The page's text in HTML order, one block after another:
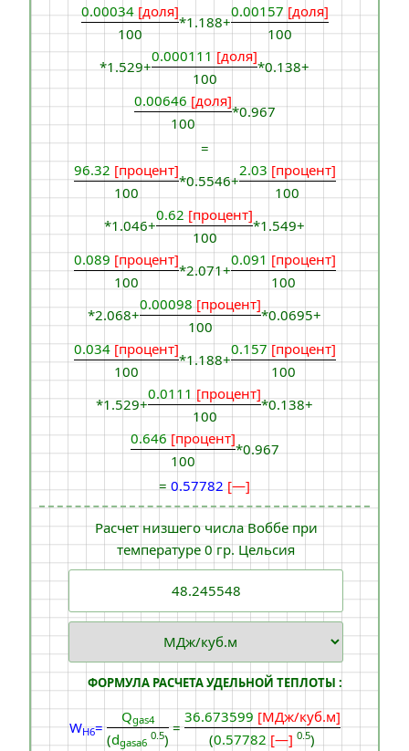
0.00034 [доля]
100
*1.188+
0.00157 [доля]
100
*1.529+
0.000111 [доля]
100
*0.138+
0.00646 [доля]
100
*0.967
=
96.32 [процент]
100
*0.5546+
2.03 [процент]
100
*1.046+
0.62 [процент]
100
*1.549+
0.089 [процент]
100
*2.071+
0.091 [процент]
100
*2.068+
0.00098 [процент]
100
*0.0695+
0.034 [процент]
100
*1.188+
0.157 [процент]
100
*1.529+
0.0111 [процент]
100
*0.138+
0.646 [процент]
100
*0.967
= 0.57782[—]
Расчет низшего числа Воббе при
температуре 0 гр. Цельсия
ФОРМУЛА РАСЧЕТА УДЕЛЬНОЙ ТЕПЛОТЫ :
WH6=
Qgas4
(dgasa6
0.5)
=
36.673599 [МДж/куб.м]
(0.57782 [—] 0.5)